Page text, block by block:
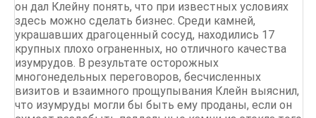
он дал Клейну понять, что при известных условиях
здесь можно сделать бизнес. Среди камней,
украшавших драгоценный сосуд, находились 17
крупных плохо ограненных, но отличного качества
изумрудов. В результате осторожных
многонедельных переговоров, бесчисленных
визитов и взаимного прощупывания Клейн выяснил,
что изумруды могли бы быть ему проданы, если он